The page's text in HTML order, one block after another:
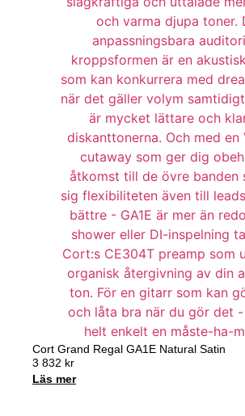
Cort Grand Regal GA1E Natural Satin
3 832 kr
Läs mer